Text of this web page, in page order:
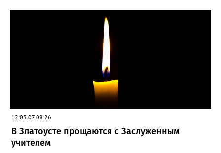
силы перед долгой зимовкой.
12:03 07.08.26
В Златоусте прощаются с Заслуженным
учителем